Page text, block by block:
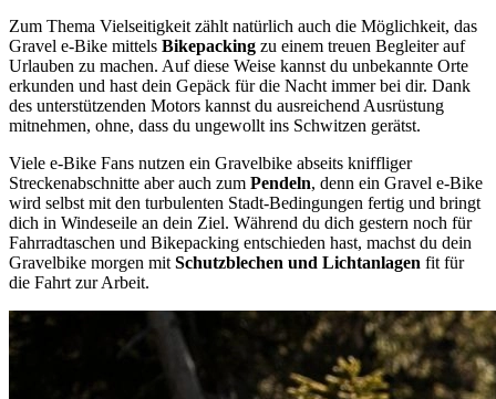
Zum Thema Vielseitigkeit zählt natürlich auch die Möglichkeit, das
Gravel e-Bike mittels Bikepacking zu einem treuen Begleiter auf
Urlauben zu machen. Auf diese Weise kannst du unbekannte Orte
erkunden und hast dein Gepäck für die Nacht immer bei dir. Dank
des unterstützenden Motors kannst du ausreichend Ausrüstung
mitnehmen, ohne, dass du ungewollt ins Schwitzen gerätst.
Viele e-Bike Fans nutzen ein Gravelbike abseits kniffliger
Streckenabschnitte aber auch zum Pendeln, denn ein Gravel e-Bike
wird selbst mit den turbulenten Stadt-Bedingungen fertig und bringt
dich in Windeseile an dein Ziel. Während du dich gestern noch für
Fahrradtaschen und Bikepacking entschieden hast, machst du dein
Gravelbike morgen mit Schutzblechen und Lichtanlagen fit für
die Fahrt zur Arbeit.